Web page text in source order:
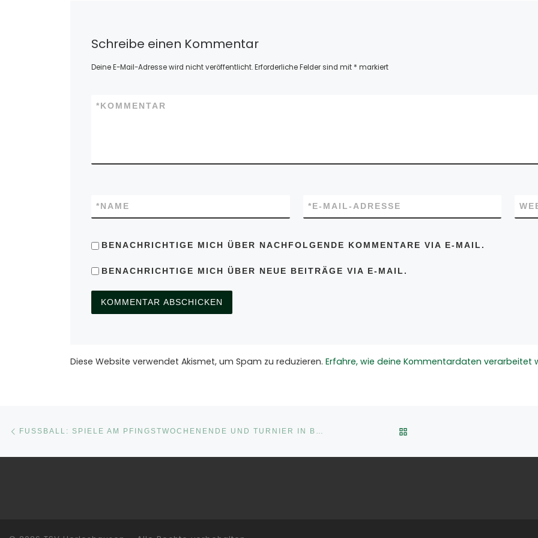
Schreibe einen Kommentar
Deine E-Mail-Adresse wird nicht veröffentlicht.Erforderliche Felder sind mit * markiert
KOMMENTAR
*
NAME
* E-MAIL-ADRESSE
*
BENACHRICHTIGE MICH ÜBER NACHFOLGENDE KOMMENTARE VIA E-MAIL.
BENACHRICHTIGE MICH ÜBER NEUE BEITRÄGE VIA E-MAIL.
Diese Website verwendet Akismet, um Spam zu reduzieren. Erfahre, wie deine Kommentardaten verarbeitet
Beitragsnavigation FUSSBALL: SPIELE AM PFINGSTWOCHENENDE UND TURNIER IN BREITZBACH -*AKTUALISIERT …